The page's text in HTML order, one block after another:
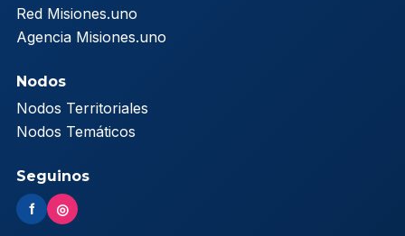
Red Misiones.uno
Agencia Misiones.uno
Nodos
Nodos Territoriales
Nodos Temáticos
Seguinos
f ◎